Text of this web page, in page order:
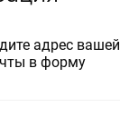
адрес вашей
в форму